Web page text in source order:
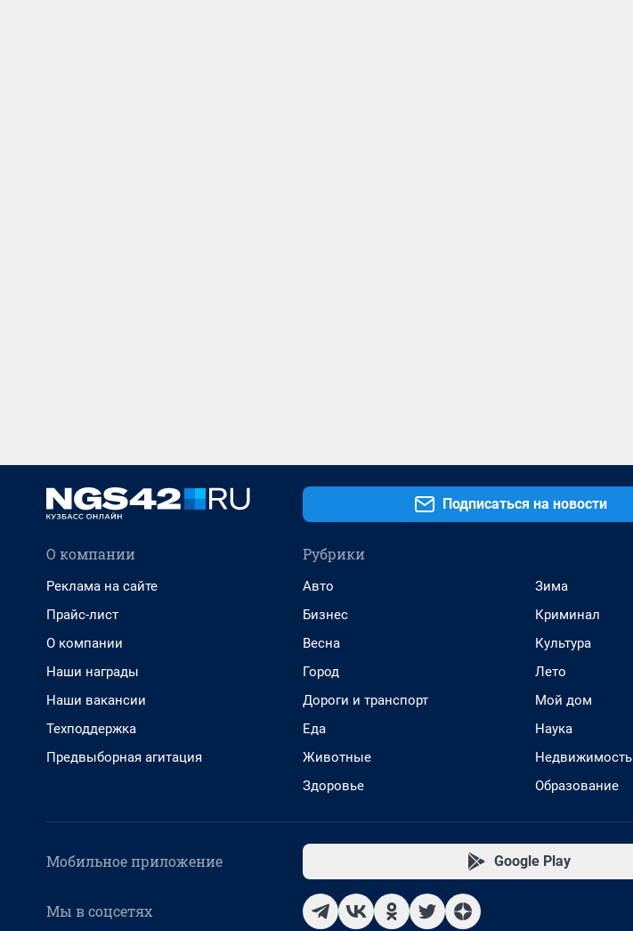
Подписаться на новости
О компании
Реклама на сайте
Прайс-лист
О компании
Наши награды
Наши вакансии
Техподдержка
Предвыборная агитация
Рубрики
Авто
Бизнес
Весна
Город
Дороги и транспорт
Еда
Животные
Здоровье
Зима
Криминал
Культура
Лето
Мой дом
Наука
Недвижимость
Образование
Мобильное приложение Google Play
Мы в соцсетях